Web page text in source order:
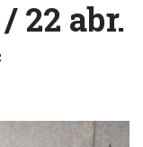
22 abr.